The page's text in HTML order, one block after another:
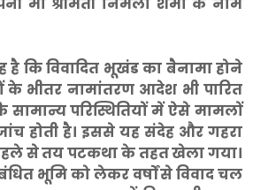
मां श्रीमती निर्मला शर्मा के नाम
है कि विवादित भूखंड का बैनामा होने
के भीतर नामांतरण आदेश भी पारित
सामान्य परिस्थितियों में ऐसे मामलों
होती है। इससे यह संदेह और गहरा
से तय पटकथा के तहत खेला गया।
भूमि को लेकर वर्षों से विवाद चल